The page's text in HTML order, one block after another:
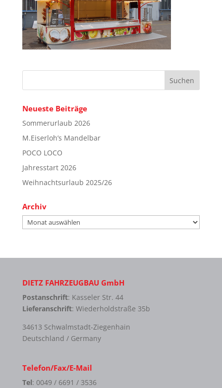
Neueste Beiträge
Sommerurlaub 2026
M.Eiserloh’s Mandelbar
POCO LOCO
Jahresstart 2026
Weihnachtsurlaub 2025/26
Archiv
Archiv
DIETZ FAHRZEUGBAU GmbH
Postanschrift: Kasseler Str. 44
Lieferanschrift: Wiederholdstraße 35b
34613 Schwalmstadt-Ziegenhain
Deutschland / Germany
Telefon/Fax/E-Mail
Tel: 0049 / 6691 / 3536